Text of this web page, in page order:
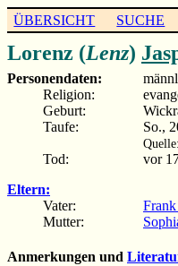
ÜBERSICHT SUCHE
Lorenz (Lenz)
Personendaten:
Religion:
Geburt:
Taufe:
So.,
Quelle:
Tod:
vor
Eltern:
Vater:
Frank
Mutter:
Anmerkungen und